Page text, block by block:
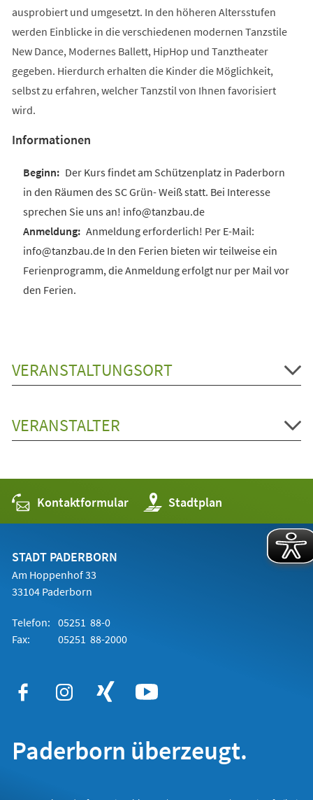
ausprobiert und umgesetzt. In den höheren Altersstufen
werden Einblicke in die verschiedenen modernen Tanzstile
New Dance, Modernes Ballett, HipHop und Tanztheater
gegeben. Hierdurch erhalten die Kinder die Möglichkeit,
selbst zu erfahren, welcher Tanzstil von Ihnen favorisiert
wird.
Informationen
Der Kurs findet am Schützenplatz in Paderborn
in den Räumen des SC Grün- Weiß statt. Bei Interesse
sprechen Sie uns an! info@tanzbau.de
Anmeldung erforderlich! Per E-Mail:
info@tanzbau.de In den Ferien bieten wir teilweise ein
Ferienprogramm, die Anmeldung erfolgt nur per Mail vor
den Ferien.
VERANSTALTUNGSORT
VERANSTALTER
Kontaktformular Stadtplan
(Öffnet
in
einem
STADT PADERBORN
Am Hoppenhof 33
33104 Paderborn
Telefon: 05251 88-0
Fax:
05251 88-2000
Paderborn überzeugt.